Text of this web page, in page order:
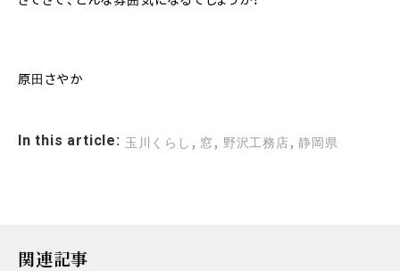
原田さやか
In this article: 玉川くらし , 窓 , 野沢工務店 ,静岡県
関連記事